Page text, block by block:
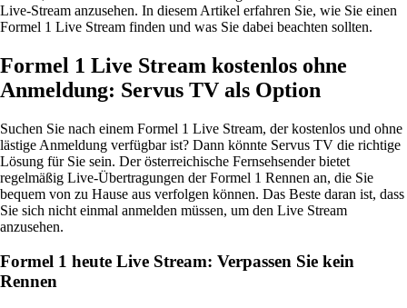
Live-Stream anzusehen. In diesem Artikel erfahren Sie, wie Sie einen
Formel 1 Live Stream finden und was Sie dabei beachten sollten.
Formel 1 Live Stream kostenlos ohne
Anmeldung: Servus TV als Option
Suchen Sie nach einem Formel 1 Live Stream, der kostenlos und ohne
lästige Anmeldung verfügbar ist? Dann könnte Servus TV die richtige
Lösung für Sie sein. Der österreichische Fernsehsender bietet
regelmäßig Live-Übertragungen der Formel 1 Rennen an, die Sie
bequem von zu Hause aus verfolgen können. Das Beste daran ist, dass
Sie sich nicht einmal anmelden müssen, um den Live Stream
anzusehen.
Formel 1 heute Live Stream: Verpassen Sie kein
Rennen